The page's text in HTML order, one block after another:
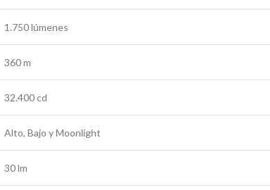
1.750 lúmenes
360 m
32.400 cd
Alto, Bajo y Moonlight
30 lm